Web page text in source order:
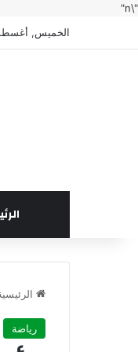
"\n"
الخميس, أغسطس 6
رياضة